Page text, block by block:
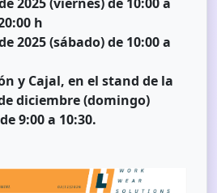
h
2025 (sábado) de 10:00 a
y Cajal, en el stand de la
diciembre (domingo)
9:00 a 10:30.